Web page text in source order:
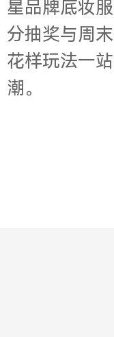
星品牌底妆
分抽奖与周
花样玩法一
潮。